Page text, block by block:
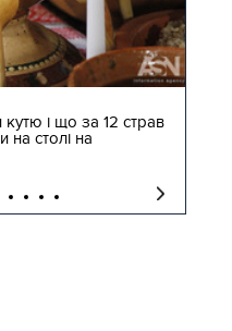
кутю і що за 12 страв
на столі на